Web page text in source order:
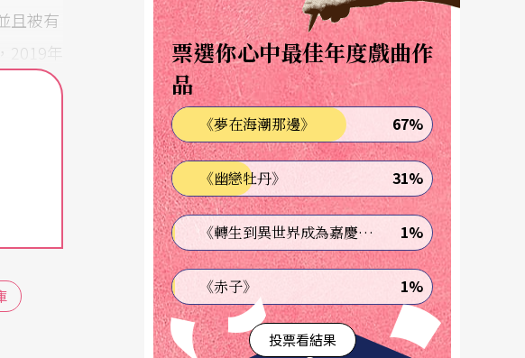
且被有
2019年
連載
及新
分作
北九
希望
票選你心中最佳年度戲曲作
品
《夢在海潮那邊》 67%
《幽戀牡丹》 31%
《轉生到異世界成為嘉慶君—發現我的祖先是詐騙集團!?》 1%
《赤子》 1%
投票看結果